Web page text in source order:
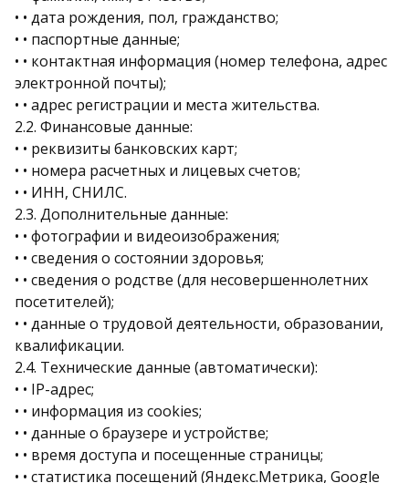
• • дата рождения, пол, гражданство;
• • паспортные данные;
• • контактная информация (номер телефона, адрес
электронной почты);
• • адрес регистрации и места жительства.
2.2. Финансовые данные:
• • реквизиты банковских карт;
• • номера расчетных и лицевых счетов;
• • ИНН, СНИЛС.
2.3. Дополнительные данные:
• • фотографии и видеоизображения;
• • сведения о состоянии здоровья;
• • сведения о родстве (для несовершеннолетних
посетителей);
• • данные о трудовой деятельности, образовании,
квалификации.
2.4. Технические данные (автоматически):
• • IP-адрес;
• • информация из cookies;
• • данные о браузере и устройстве;
• • время доступа и посещенные страницы;
• • статистика посещений (Яндекс.Метрика, Google